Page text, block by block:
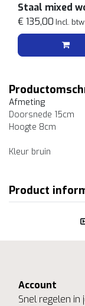
Staal mixed
€ 135,00 Incl. btw
Afmeting
Doorsnede 15cm
Hoogte 8cm
Kleur bruin
Product
Account
Snel regelen in